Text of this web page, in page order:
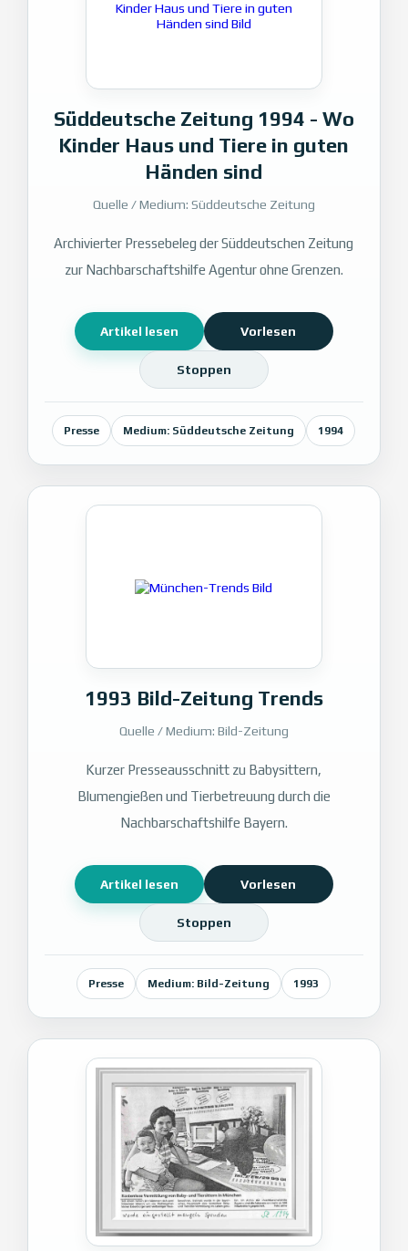
Süddeutsche Zeitung 1994 - Wo
Kinder Haus und Tiere in guten
Händen sind
Quelle / Medium: Süddeutsche Zeitung
Archivierter Pressebeleg der Süddeutschen Zeitung
zur Nachbarschaftshilfe Agentur ohne Grenzen.
Artikel lesen Vorlesen
Stoppen
Presse Medium: Süddeutsche Zeitung 1994
1993 Bild-Zeitung Trends
Quelle / Medium: Bild-Zeitung
Kurzer Presseausschnitt zu Babysittern,
Blumengießen und Tierbetreuung durch die
Nachbarschaftshilfe Bayern.
Artikel lesen Vorlesen
Stoppen
Presse Medium: Bild-Zeitung 1993